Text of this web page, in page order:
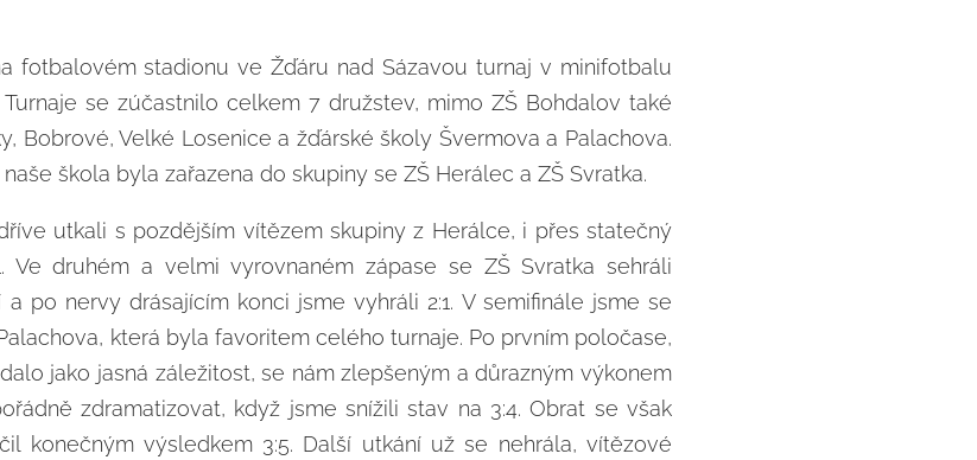
fotbalovém stadionu ve Žďáru nad Sázavou turnaj v minifotbalu
se zúčastnilo celkem 7 družstev, mimo ZŠ Bohdalov také
Bobrové, Velké Losenice a žďárské školy Švermova a Palachova.
škola byla zařazena do skupiny se ZŠ Herálec a ZŠ Svratka.
utkali s pozdějším vítězem skupiny z Herálce, i přes statečný
Ve druhém a velmi vyrovnaném zápase se ZŠ Svratka sehráli
po nervy drásajícím konci jsme vyhráli 2:1. V semifinále jsme se
která byla favoritem celého turnaje. Po prvním poločase,
jako jasná záležitost, se nám zlepšeným a důrazným výkonem
zdramatizovat, když jsme snížili stav na 3:4. Obrat se však
konečným výsledkem 3:5. Další utkání už se nehrála, vítězové